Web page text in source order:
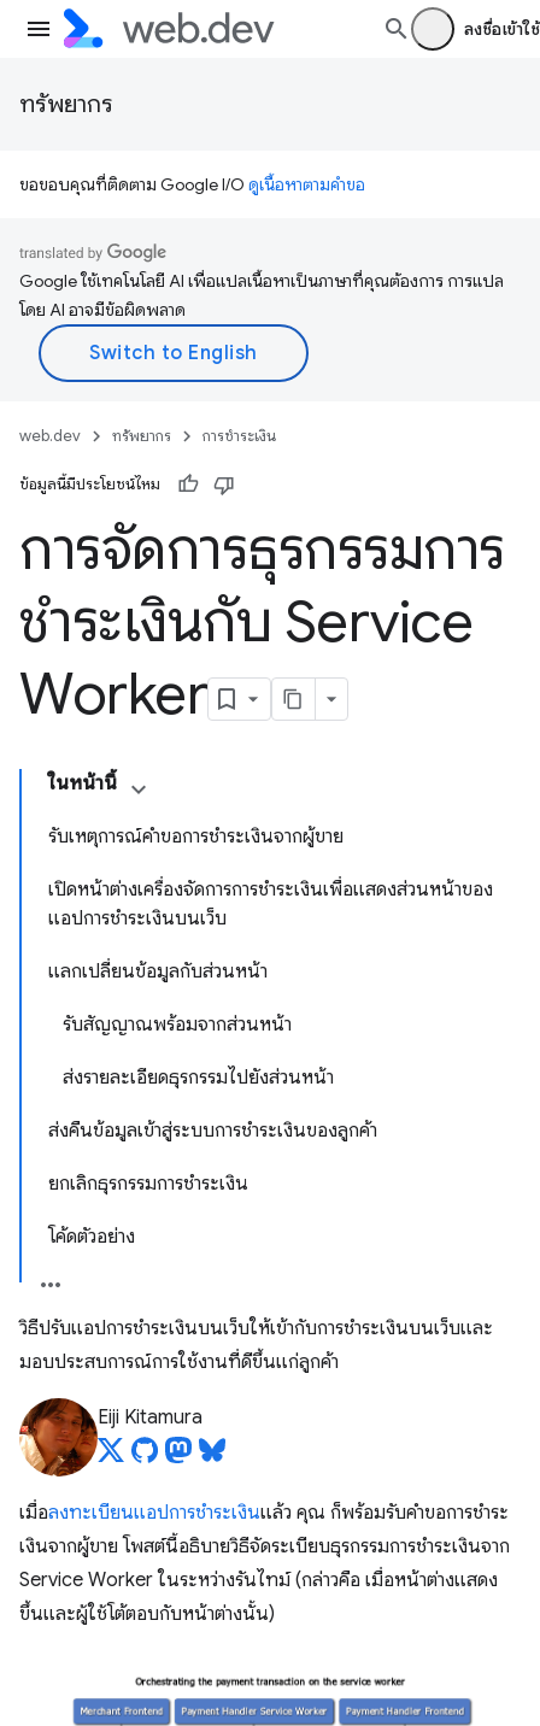
ลงชื่อเข้าใช้
ทรัพยากร
ขอขอบคุณที่ติดตาม Google I/O ดูเนื้อหาตามคำขอ
Google ใช้เทคโนโลยี AI เพื่อแปลเนื้อหาเป็นภาษาที่คุณต้องการ การแปล
โดย AI อาจมีข้อผิดพลาด
web.dev ทรัพยากร การชำระเงิน
ข้อมูลนี้มีประโยชน์ไหม
การจัดการธุรกรรมการ
ชำระเงินกับ Service
Worker
ในหน้านี้
รับเหตุการณ์คำขอการชำระเงินจากผู้ขาย
เปิดหน้าต่างเครื่องจัดการการชำระเงินเพื่อแสดงส่วนหน้าของ
แอปการชำระเงินบนเว็บ
แลกเปลี่ยนข้อมูลกับส่วนหน้า
รับสัญญาณพร้อมจากส่วนหน้า
ส่งรายละเอียดธุรกรรมไปยังส่วนหน้า
ส่งคืนข้อมูลเข้าสู่ระบบการชำระเงินของลูกค้า
ยกเลิกธุรกรรมการชำระเงิน
โค้ดตัวอย่าง
วิธีปรับแอปการชำระเงินบนเว็บให้เข้ากับการชำระเงินบนเว็บและ
มอบประสบการณ์การใช้งานที่ดีขึ้นแก่ลูกค้า
Eiji Kitamura
เมื่อลงทะเบียนแอปการชำระเงินแล้ว คุณ ก็พร้อมรับคำขอการชำระ
เงินจากผู้ขาย โพสต์นี้อธิบายวิธีจัดระเบียบธุรกรรมการชำระเงินจาก
Service Worker ในระหว่างรันไทม์ (กล่าวคือ เมื่อหน้าต่างแสดง
ขึ้นและผู้ใช้โต้ตอบกับหน้าต่างนั้น)